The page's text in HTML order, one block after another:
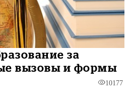
за
вызовы и формы
10177